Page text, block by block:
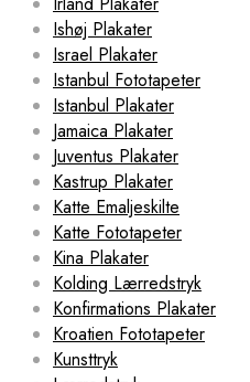
Ishøj Plakater
Israel Plakater
Istanbul Fototapeter
Istanbul Plakater
Jamaica Plakater
Juventus Plakater
Kastrup Plakater
Katte Emaljeskilte
Katte Fototapeter
Kina Plakater
Kolding Lærredstryk
Konfirmations Plakater
Kroatien Fototapeter
Kunsttryk